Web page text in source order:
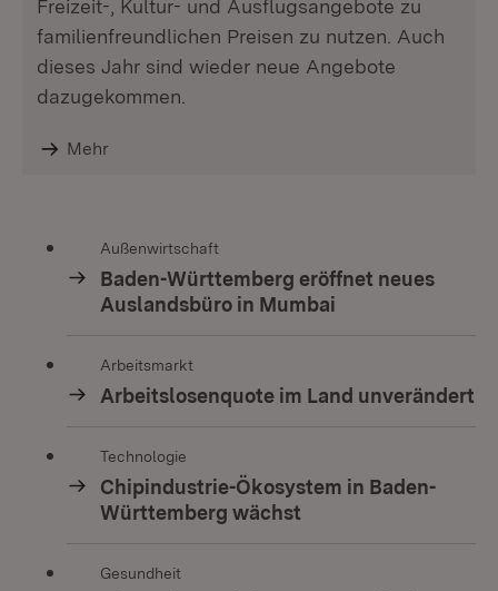
Freizeit-, Kultur- und Ausflugsangebote zu
familienfreundlichen Preisen zu nutzen. Auch
dieses Jahr sind wieder neue Angebote
dazugekommen.
Mehr
Außenwirtschaft
Baden-Württemberg eröffnet neues
Auslandsbüro in Mumbai
Arbeitsmarkt
Arbeitslosenquote im Land unverändert
Technologie
Chipindustrie-Ökosystem in Baden-
Württemberg wächst
Gesundheit